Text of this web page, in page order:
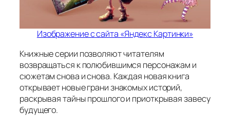
Изображение с сайта «Яндекс Картинки»
Книжные серии позволяют читателям
возвращаться к полюбившимся персонажам и
сюжетам снова и снова. Каждая новая книга
открывает новые грани знакомых историй,
раскрывая тайны прошлого и приоткрывая завесу
будущего.